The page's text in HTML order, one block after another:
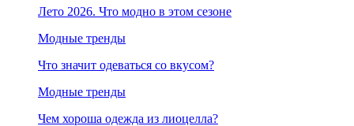
Лето 2026. Что модно в этом сезоне
Модные тренды
Что значит одеваться со вкусом?
Модные тренды
Чем хороша одежда из лиоцелла?